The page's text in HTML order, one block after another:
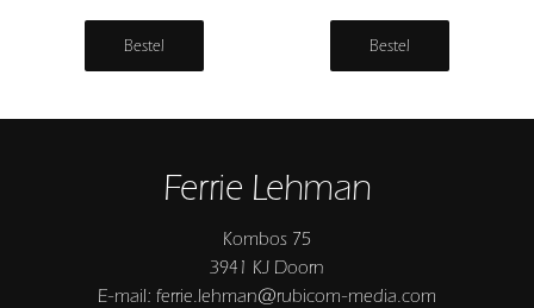
Bestel Bestel
Ferrie Lehman
Kombos 75
3941 KJ Doorn
E-mail: ferrie.lehman@rubicom-media.com